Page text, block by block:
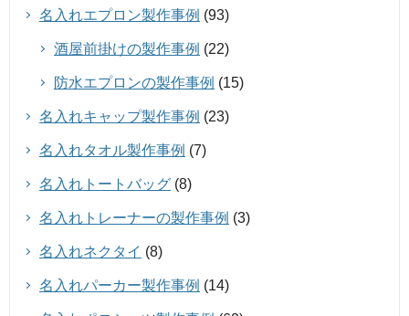
名入れエプロン製作事例 (93)
酒屋前掛けの製作事例 (22)
防水エプロンの製作事例 (15)
名入れキャップ製作事例 (23)
名入れタオル製作事例 (7)
名入れトートバッグ (8)
名入れトレーナーの製作事例 (3)
名入れネクタイ (8)
名入れパーカー製作事例 (14)